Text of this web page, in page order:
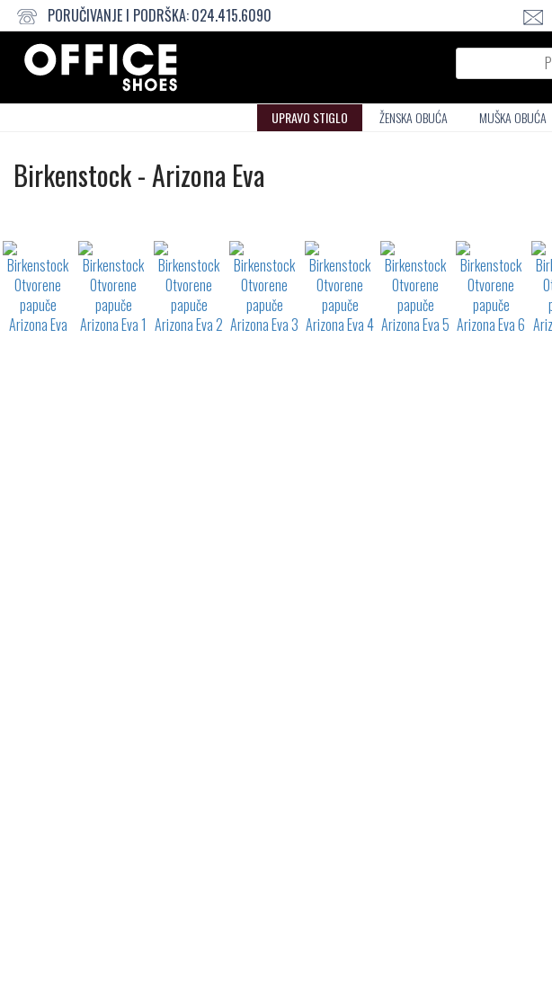
PORUČIVANJE I PODRŠKA:024.415.6090
Pretraga
UPRAVO STIGLO ŽENSKA OBUĆA MUŠKA OBUĆA
BirkenstockOtvorene
-Arizona Eva
waterrepellent